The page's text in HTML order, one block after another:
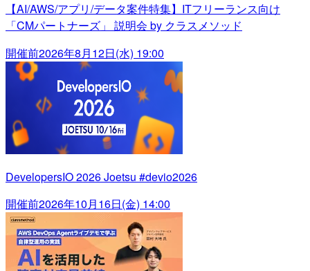
【AI/AWS/アプリ/データ案件特集】ITフリーランス向け
「CMパートナーズ」 説明会 by クラスメソッド
開催前2026年8月12日(水) 19:00
DevelopersIO 2026 Joetsu #devio2026
開催前2026年10月16日(金) 14:00